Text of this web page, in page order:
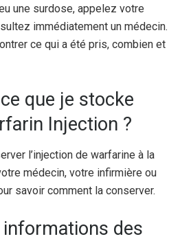
une surdose, appelez votre
immédiatement un médecin.
ce qui a été pris, combien et
que je stocke
Injection ?
l’injection de warfarine à la
médecin, votre infirmière ou
savoir comment la conserver.
des